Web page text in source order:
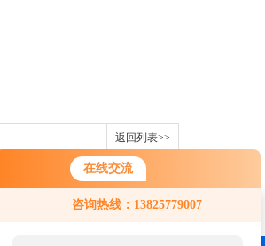
在线交流
咨询热线：13825779007
返回列表>>